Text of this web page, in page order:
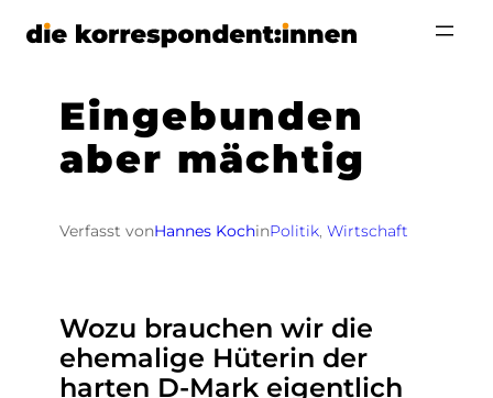
Zum
Eingebunden
aber mächtig
Verfasst vonHannes KochinPolitik, Wirtschaft
Wozu brauchen wir die
ehemalige Hüterin der
harten D-Mark eigentlich